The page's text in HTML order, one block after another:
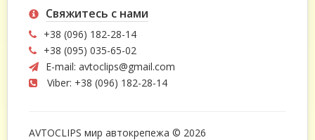
Свяжитесь с нами
+38 (096) 182-28-14
+38 (095) 035-65-02
E-mail: avtoclips@gmail.com
Viber: +38 (096) 182-28-14
AVTOCLIPS мир автокрепежа © 2026